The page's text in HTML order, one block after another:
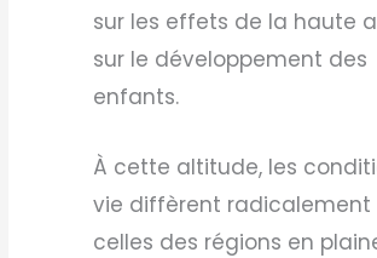
sur les effets de la haute
sur le développement des
enfants.
À cette altitude, les
vie diffèrent radicalement
celles des régions en